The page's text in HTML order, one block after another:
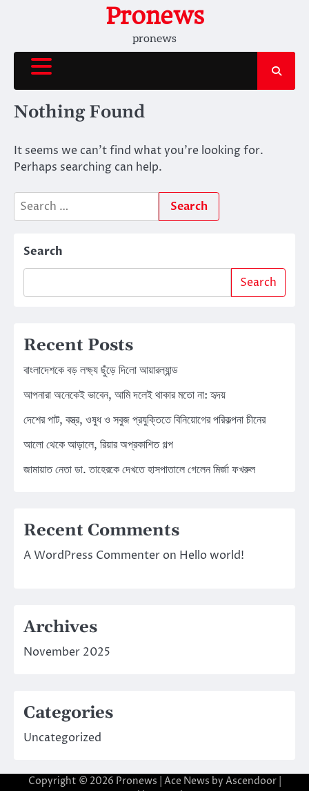
Pronews
pronews
Nothing Found
It seems we can’t find what you’re looking for.
Perhaps searching can help.
Search
for:
Search
Search
Recent Posts
বাংলাদেশকে বড় লক্ষ্য ছুঁড়ে দিলো আয়ারল্যান্ড
আপনারা অনেকেই ভাবেন, আমি দলেই থাকার মতো না: হৃদয়
দেশের পাট, বস্ত্র, ওষুধ ও সবুজ প্রযুক্তিতে বিনিয়োগের পরিকল্পনা চীনের
আলো থেকে আড়ালে, রিয়ার অপ্রকাশিত গল্প
জামায়াত নেতা ডা. তাহেরকে দেখতে হাসপাতালে গেলেন মির্জা ফখরুল
Recent Comments
A WordPress Commenter on Hello world!
Archives
November 2025
Categories
Uncategorized
Copyright © 2026 Pronews | Ace News by Ascendoor|